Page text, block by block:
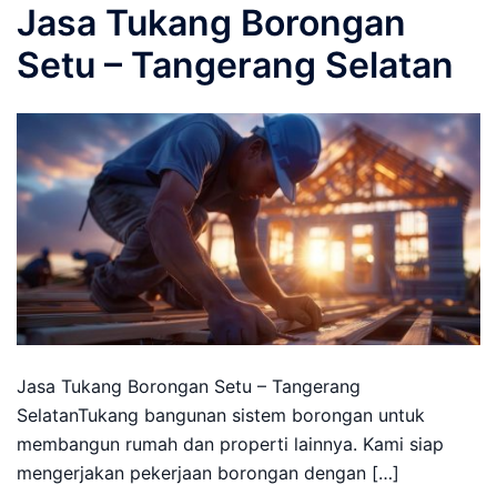
Jasa Tukang Borongan
Setu – Tangerang Selatan
Jasa Tukang Borongan Setu – Tangerang
SelatanTukang bangunan sistem borongan untuk
membangun rumah dan properti lainnya. Kami siap
mengerjakan pekerjaan borongan dengan […]